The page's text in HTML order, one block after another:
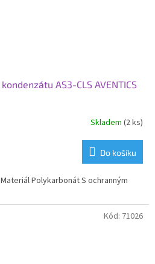
AS3-CLS AVENTICS
Skladem (2 ks)
Do košíku
Polykarbonát S ochranným
Kód: 71026